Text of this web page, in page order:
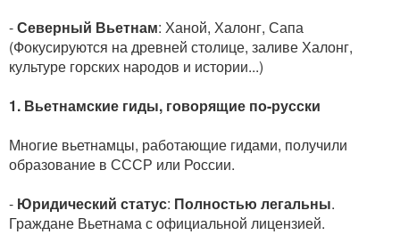
-Северный Вьетнам: Ханой, Халонг, Сапа
(Фокусируются на древней столице, заливе Халонг,
культуре горских народов и истории...)
1. Вьетнамские гиды, говорящие по-русски
Многие вьетнамцы, работающие гидами, получили
образование в СССР или России.
- Юридический статус: Полностью легальны.
Граждане Вьетнама с официальной лицензией.